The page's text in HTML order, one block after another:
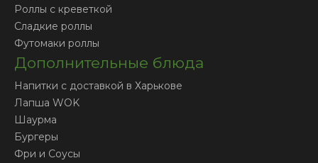
Роллы с креветкой
Сладкие роллы
Футомаки роллы
Дополнительные блюда
Напитки с доставкой в Харькове
Лапша WOK
Шаурма
Бургеры
Фри и Соусы